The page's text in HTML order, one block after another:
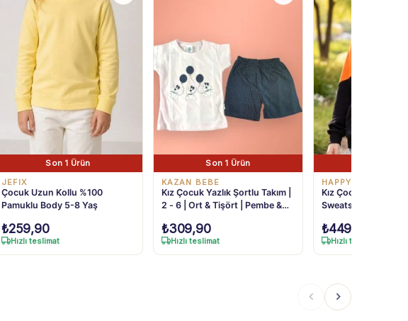
Son 1 Ürün
JEFIX
Çocuk Uzun Kollu %100
Pamuklu Body 5-8 Yaş
₺259,90
Hızlı teslimat
Son 1 Ürün
KAZAN BEBE
Kız Çocuk Yazlık Şortlu Takım |
2 - 6 | Ort & Tişört | Pembe &
₺309,90
Hızlı teslimat
HAPPY LİFE
Kız Çocuk Turuncu
Sweatshirt: Rahat
₺449,90
Hızlı teslimat